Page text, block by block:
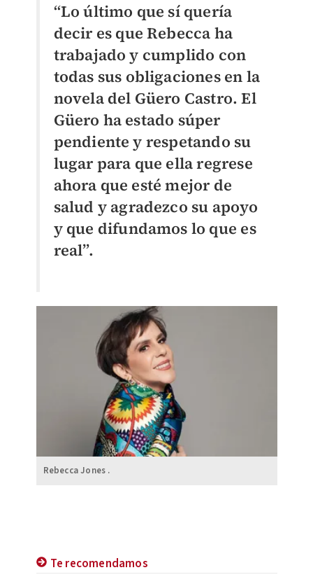
“Lo último que sí quería
decir es que Rebecca ha
trabajado y cumplido con
todas sus obligaciones en la
novela del Güero Castro. El
Güero ha estado súper
pendiente y respetando su
lugar para que ella regrese
ahora que esté mejor de
salud y agradezco su apoyo
y que difundamos lo que es
real”.
Rebecca Jones .
Te recomendamos